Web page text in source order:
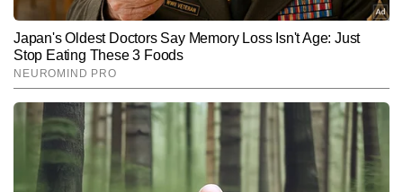
Hindi NewsEntertainmentBollywood
कुमार सरस AUTHOR
कुमार सरस टाइम्स नाउ नवभारत डिजिटल में एंटरटेनमेंट राइटर के रूप में कार्यरत
हैं। उनकी लेखन शैली सरल, स्पष्ट और रोचक है, जो पाठकों को तुरंत जोड़ लेती
है। कुमार सरस को बॉलीवुड, टीवी और OTT की ट्रेंडिंग खबरों पर काम करने में